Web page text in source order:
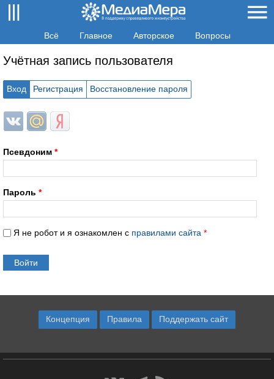
Всё Главное Авторское Вопросы
Учётная запись пользователя
Вход Регистрация Восстановление пароля
Login with ВКонтакте
Login with Mail.ru
Login with Яндекс
Псевдоним *
Пароль *
Я не робот и я ознакомлен с правилами сайта *
Концепция Правила Поддержать сайт